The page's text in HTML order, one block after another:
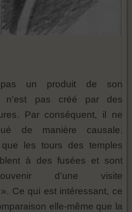
pas un produit de son
n'est pas créé par des
Par conséquent, il ne
de manière causale.
les tours des temples
à des fusées et sont
d'une visite
Ce qui est intéressant, ce
elle-même que la